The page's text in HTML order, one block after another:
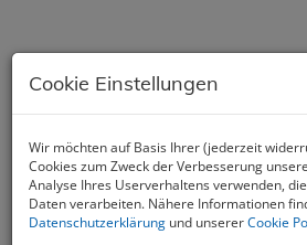
Lovran – nuova
mare S3
51415 Lovran
Cookie Einstellungen
Wir möchten auf Basis Ihrer (jederzeit
Cookies zum Zweck der Verbesserung
Analyse Ihres Userverhaltens verwenden,
Daten verarbeiten. Nähere Informationen
Datenschutzerklärung und unsererCookie